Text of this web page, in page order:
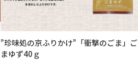
”珍味処の京ふりかけ”「衝撃のごま」ご
まゆず40ｇ